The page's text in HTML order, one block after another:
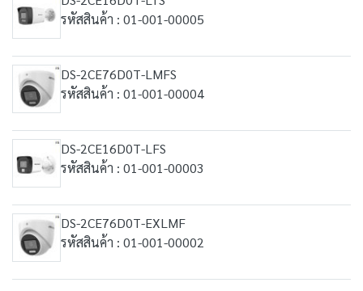
รหัสสินค้า : 01-001-00005
DS-2CE76D0T-LMFS
รหัสสินค้า : 01-001-00004
DS-2CE16D0T-LFS
รหัสสินค้า : 01-001-00003
DS-2CE76D0T-EXLMF
รหัสสินค้า : 01-001-00002